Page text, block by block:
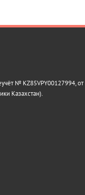
№ KZ85VPY00127994, от
Казахстан).